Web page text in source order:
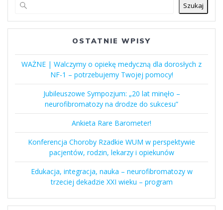
Szukaj
OSTATNIE WPISY
WAŻNE | Walczymy o opiekę medyczną dla dorosłych z
NF-1 – potrzebujemy Twojej pomocy!
Jubileuszowe Sympozjum: „20 lat minęło –
neurofibromatozy na drodze do sukcesu”
Ankieta Rare Barometer!
Konferencja Choroby Rzadkie WUM w perspektywie
pacjentów, rodzin, lekarzy i opiekunów
Edukacja, integracja, nauka – neurofibromatozy w
trzeciej dekadzie XXI wieku – program